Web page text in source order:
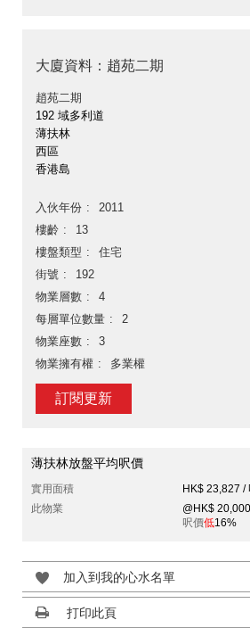
大廈資料：趙苑二期
趙苑二期
192 域多利道
薄扶林
西區
香港島
入伙年份
2011
樓齡
13
樓盤類型
住宅
街號
192
物業層數
4
每層單位數量
2
物業座數
3
物業擁有權
多業權
訂閱更新
薄扶林放盤平均呎價
實用面積
HK$ 23,827 /
此物業
@HK$
呎價低16%
加入到我的心水名單
打印此頁